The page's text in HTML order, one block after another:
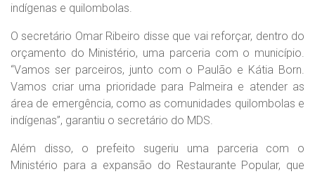
indígenas e quilombolas.
O secretário Omar Ribeiro disse que vai reforçar, dentro do
orçamento do Ministério, uma parceria com o município.
“Vamos ser parceiros, junto com o Paulão e Kátia Born.
Vamos criar uma prioridade para Palmeira e atender as
área de emergência, como as comunidades quilombolas e
indígenas”, garantiu o secretário do MDS.
Além disso, o prefeito sugeriu uma parceria com o
Ministério para a expansão do Restaurante Popular, que